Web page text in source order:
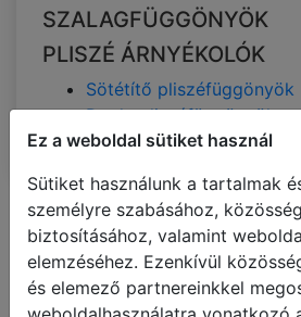
Ez a weboldal sütiket használ
Sütiket használunk a tartalmak
személyre szabásához,
biztosításához, valamint
elemzéséhez. Ezenkívül
és elemező partnereinkkel
SZALAGFÜGGÖNYÖK
PLISZÉ ÁRNYÉKOLÓK
Sötétítő pliszéfüggönyök
Dupla pliszéfüggönyök
Összes kategória Szűrés Méretek
Szín
Dupla pliszéfüggönyök
fehér